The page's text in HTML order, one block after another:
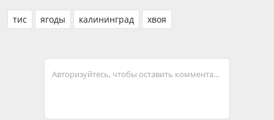
тис ягоды калининград хвоя
Авторизуйтесь, чтобы оставить комментарий